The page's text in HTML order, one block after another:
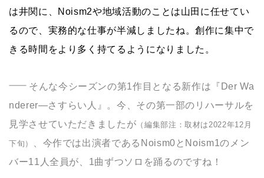
は井関に、Noism2や地域活動のことは山田に任せてい
るので、実務的な仕事が半減しましたね。創作に集中で
きる時間をより多く持てるようになりました。
そんな今シーズンの第1作目となる新作は『Der Wa
nderer―さすらい人』。今、その第一部のリハーサルを
見学させていただきましたが （編集部注：取材は2022年12月
下旬）
、今作では出演者であるNoism0とNoism1のメン
バー11人全員が、1曲ずつソロを踊るのですね！